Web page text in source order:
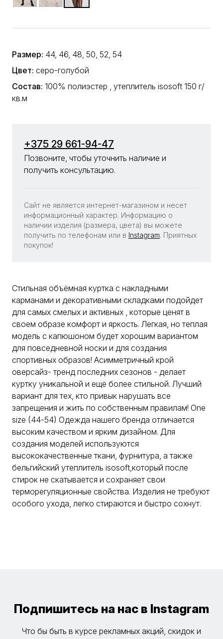
Размер: 44, 46, 48, 50, 52, 54
Цвет: серо-голубой
Состав: 100% полиэстер , утеплитель isosoft 150 г/
кв.м
+375 29 661-94-47
Позвоните, чтобы уточнить наличие и
получить консультацию.
Сайт не является интернет-магазином и несет
информационный характер. Информацию о
наличии изделия (размера, цвета) вы можете
получить по телефонам или в Instagram. Приятных
покупок!
Стильная объёмная куртка с накладными
карманами и декоративными складками подойдет
для самых смелых и активных , которые ценят в
своем образе комфорт и яркость. Легкая, но теплая
модель с капюшоном будет хорошим вариантом
для повседневной носки и для создания
спортивных образов! Асимметричный крой
оверсайз- тренд последних сезонов - делает
куртку уникальной и ещё более стильной. Лучший
вариант для тех, кто привык нарушать все
запрещения и жить по собственным правилам! One
size (44-54) Одежда нашего бренда отличается
высоким качеством и ярким дизайном. Для
создания моделей используются
высококачественные ткани, фурнитура, а также
бельгийский утеплитель isosoft,который после
стирок не скатывается и сохраняет свои
терморегуляционные свойства. Изделия не требуют
особого ухода, легко стираются и быстро сохнут.
Подпишитесь на нас в Instagram
Что бы быть в курсе рекламных акций, скидок и